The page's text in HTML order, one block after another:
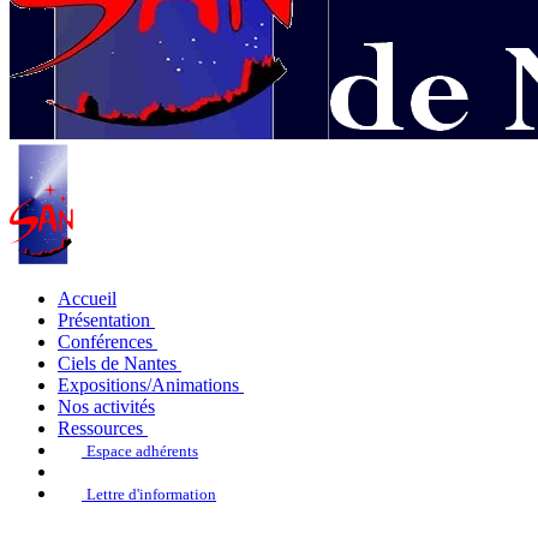
Accueil
Présentation
Conférences
Ciels de Nantes
Expositions/Animations
Nos activités
Ressources
Espace adhérents
Lettre d'information